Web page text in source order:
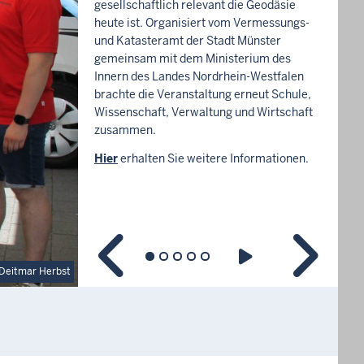
Herbst
gesellschaftlich relevant die Geodäsie
heute ist. Organisiert vom Vermessungs-
und Katasteramt der Stadt Münster
gemeinsam mit dem Ministerium des
Innern des Landes Nordrhein-Westfalen
brachte die Veranstaltung erneut Schule,
Wissenschaft, Verwaltung und Wirtschaft
zusammen.
Hiererhalten Sie weitere Informationen.